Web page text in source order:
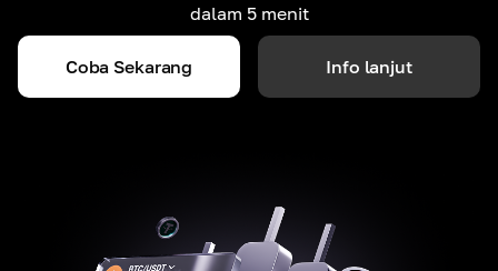
dalam 5 menit
Coba Sekarang Info lanjut